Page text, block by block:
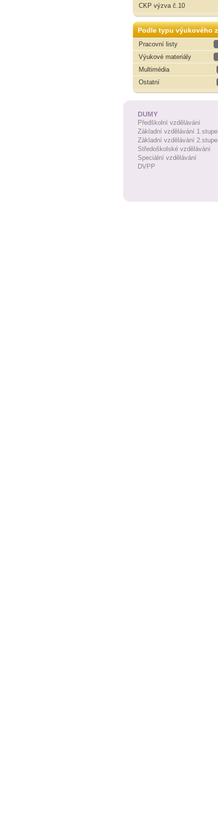
CKP výzva č.10
Podle typu výukového
Pracovní listy
Výukové materiály
Multimédia
Ostatní
DUMY
Předškolní vzdělávání
Základní vzdělávání
Základní vzdělávání
Středoškolské vzdělávání
Speciální vzdělávání
DVPP